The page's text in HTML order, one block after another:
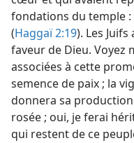
fondations du temple :
(Haggaï 2:19). Les
faveur de Dieu. Voyez
associées à cette
semence de paix ; la
donnera sa
rosée ; oui, je ferai
qui restent de ce